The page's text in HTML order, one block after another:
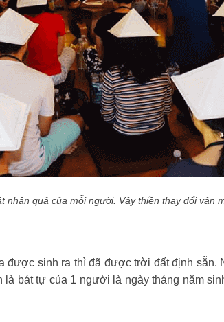
nhân quả của mỗi người. Vậy thiền thay đổi vận
sinh ra thì đã được trời đất định sẵn.
là bát tự của 1 người là ngày tháng năm